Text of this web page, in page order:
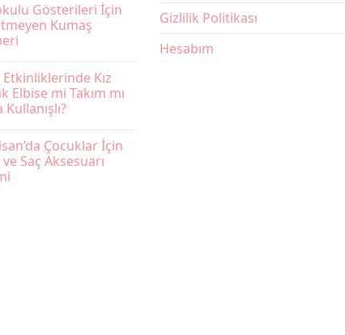
Gösterileri İçin
Kumaş
Kız
Elbise mi Takım mı
Kullanışlı?
Çocuklar İçin
Saç Aksesuarı
Gizlilik Politikası
Hesabım